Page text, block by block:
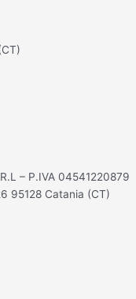
– P.IVA 04541220879
95128 Catania (CT)